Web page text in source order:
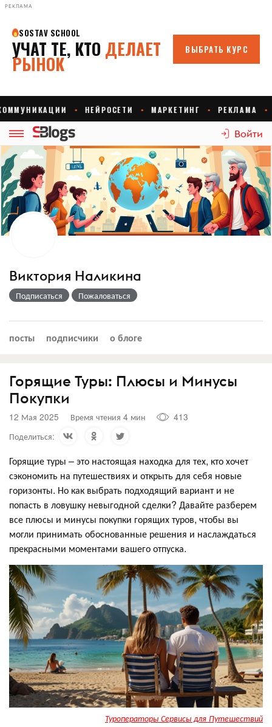
РЕКЛАМА
Войти
Виктория Наликина
Подписаться Пожаловаться
посты подписчики о блоге
Горящие Туры: Плюсы и Минусы
Покупки
12 Мая 2025 Время чтения 4 мин
413
Поделиться:
Горящие туры – это настоящая находка для тех, кто хочет
сэкономить на путешествиях и открыть для себя новые
горизонты. Но как выбрать подходящий вариант и не
попасть в ловушку невыгодной сделки? Давайте разберем
все плюсы и минусы покупки горящих туров, чтобы вы
могли принимать обоснованные решения и наслаждаться
прекрасными моментами вашего отпуска.
Туроператоры Сервисы для Путешествий